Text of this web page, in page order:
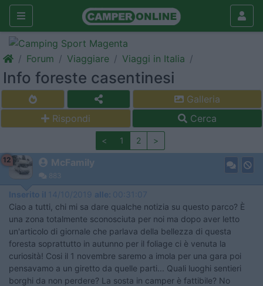
Forum Viaggiare Viaggi in Italia
Info foreste casentinesi
Galleria
Rispondi
Cerca
< 1 2 >
12 McFamily
883
Inserito il 14/10/2019 alle: 00:31:07
Ciao a tutti, chi mi sa dare qualche notizia su questo parco? È
una zona totalmente sconosciuta per noi ma dopo aver letto
un'articolo di giornale che parlava della bellezza di questa
foresta soprattutto in autunno per il foliage ci è venuta la
curiosità! Cosi il 1 novembre saremo a imola per una gara poi
pensavamo a un giretto da quelle parti... Quali luoghi sentieri
borghi da non perdere? La sosta in camper è fattibile? No